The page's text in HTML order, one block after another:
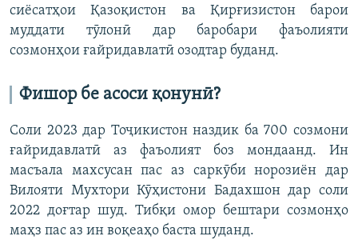
сиёсатҳои Қазоқистон ва Қирғизистон барои
муддати тӯлонӣ дар баробари фаъолияти
созмонҳои ғайридавлатӣ озодтар буданд.
Фишор бе асоси қонунӣ?
Соли 2023 дар Тоҷикистон наздик ба 700 созмони
ғайридавлатӣ аз фаъолият боз мондаанд. Ин
масъала махсусан пас аз саркӯби норозиён дар
Вилояти Мухтори Кӯҳистони Бадахшон дар соли
2022 доғтар шуд. Тибқи омор бештари созмонҳо
маҳз пас аз ин воқеаҳо баста шуданд.